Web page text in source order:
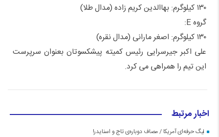
۱۳۰ کیلوگرم: بهاالدین کریم زاده (مدال طلا)
گروه E:
۱۳۰ کیلوگرم: اصغر مارانی (مدال نقره)
علی اکبر جیرسرایی رئیس کمیته پیشکسوتان بعنوان سرپرست
این تیم را همراهی می کرد.
اخبار مرتبط
لیگ حرفه‌ای آمریکا / مصاف دوباره‌ی تاج و اسنایدر!